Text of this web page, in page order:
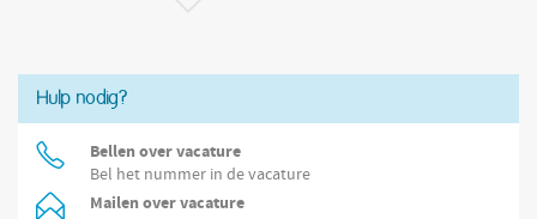
Hulp nodig?
Bellen over vacature
Bel het nummer in de vacature
Mailen over vacature